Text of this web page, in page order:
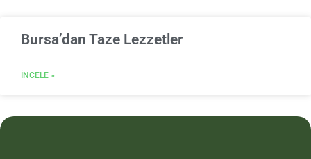
Bursa’dan Taze Lezzetler
İNCELE »